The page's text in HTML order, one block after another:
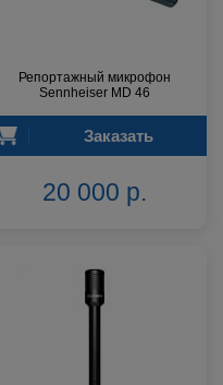
Репортажный микрофон
Sennheiser MD 46
Заказать
20 000 р.